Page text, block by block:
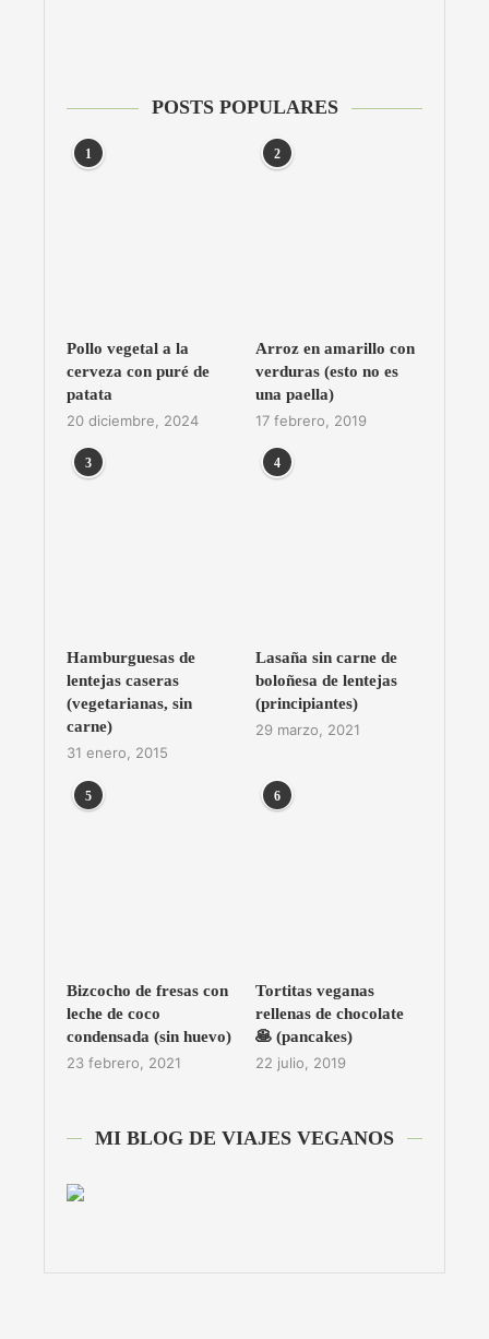
POSTS POPULARES
1
Pollo vegetal a la
cerveza con puré de
patata
20 diciembre, 2024
2
Arroz en amarillo con
verduras (esto no es
una paella)
17 febrero, 2019
3
Hamburguesas de
lentejas caseras
(vegetarianas, sin
carne)
31 enero, 2015
4
Lasaña sin carne de
boloñesa de lentejas
(principiantes)
29 marzo, 2021
5
Bizcocho de fresas con
leche de coco
condensada (sin huevo)
23 febrero, 2021
6
Tortitas veganas
rellenas de chocolate
🥞 (pancakes)
22 julio, 2019
MI BLOG DE VIAJES VEGANOS